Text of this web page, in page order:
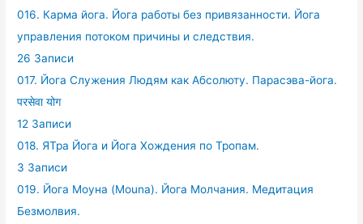
016. Карма йога. Йога работы без привязанности. Йога
управления потоком причины и следствия.
26 Записи
017. Йога Служения Людям как Абсолюту. Парасэва-йога.
परसेवा योग
12 Записи
018. ЯТра Йога и Йога Хождения по Тропам.
3 Записи
019. Йога Моуна (Mouna). Йога Молчания. Медитация
Безмолвия.